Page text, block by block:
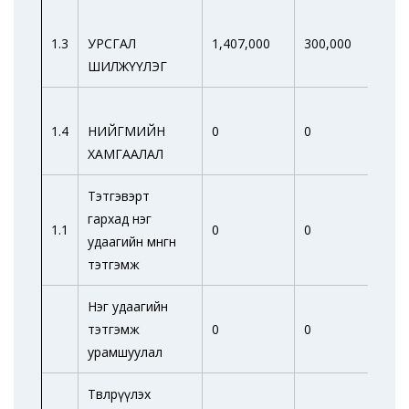
1.3
УРСГАЛ
ШИЛЖҮҮЛЭГ
1,407,000 300,000
1.4
НИЙГМИЙН
ХАМГААЛАЛ
0 0
1.1
Тэтгэвэрт
гархад нэг
удаагийн мөнгөн
тэтгэмж
0 0
Нэг удаагийн
тэтгэмж
урамшуулал
0 0
Төвлөрүүлэх